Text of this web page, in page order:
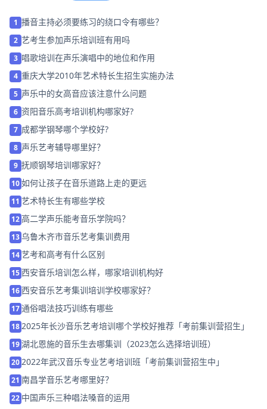
1 播音主持必须要练习的绕口令有哪些？
2 艺考生参加声乐培训班有用吗
3 唱歌培训在声乐演唱中的地位和作用
4 重庆大学2010年艺术特长生招生实施办法
5 声乐中的女高音应该注意什么问题
6 资阳音乐高考培训机构哪家好?
7 成都学钢琴哪个学校好?
8 声乐艺考辅导哪里好？
9 抚顺钢琴培训哪家好？
10如何让孩子在音乐道路上走的更远
11 艺术特长生有哪些学校
12高二学声乐能考音乐学院吗？
13乌鲁木齐市音乐艺考集训费用
14艺考和高考有什么区别
15西安音乐培训怎么样，哪家培训机构好
16西安音乐艺考集训培训学校哪家好？
17通俗唱法技巧训练有哪些
182025年长沙音乐艺考培训哪个学校好推荐「考前集训营招生」
19湖北恩施的音乐生去哪集训（2023怎么选择培训班）
202022年武汉音乐专业艺考培训班「考前集训营招生中」
21 南昌学音乐艺考哪里好？
22 中国声乐三种唱法嗓音的运用